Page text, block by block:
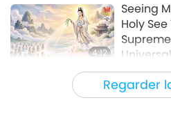
Regarder
4:12
Seeing
Holy
Nouvelles d'exception